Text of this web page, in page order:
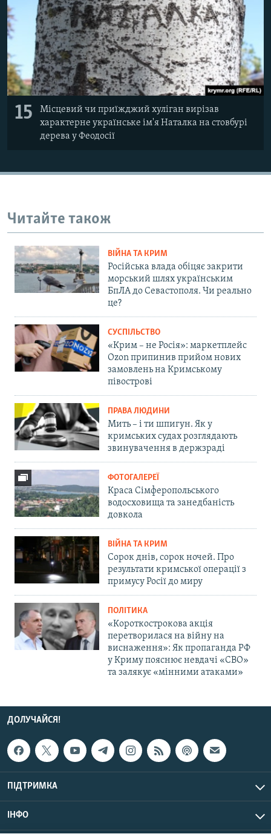
15
Місцевий чи приїжджий хуліган вирізав
характерне українське ім'я Наталка на стовбурі
дерева у Феодосії
Читайте також
ВІЙНА ТА КРИМ
Російська влада обіцяє закрити
морський шлях українським
БпЛА до Севастополя. Чи реально
це?
СУСПІЛЬСТВО
«Крим – не Росія»: маркетплейс
Ozon припинив прийом нових
замовлень на Кримському
півострові
ПРАВА ЛЮДИНИ
Мить – і ти шпигун. Як у
кримських судах розглядають
звинувачення в держзраді
ФОТОГАЛЕРЕЇ
Краса Сімферопольського
водосховища та занедбаність
довкола
ВІЙНА ТА КРИМ
Сорок днів, сорок ночей. Про
результати кримської операції з
примусу Росії до миру
ПОЛІТИКА
«Короткострокова акція
перетворилася на війну на
виснаження»: Як пропаганда РФ
у Криму пояснює невдачі «СВО»
та залякує «мінними атаками»
ДОЛУЧАЙСЯ!
ПІДТРИМКА
ІНФО